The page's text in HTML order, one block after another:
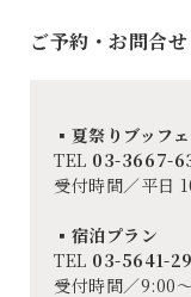
ご予約・お問合せ
▪夏祭りブッフ
TEL 03-3667-
受付時間／平日
▪宿泊プラン
TEL 03-5641-
受付時間／9:00